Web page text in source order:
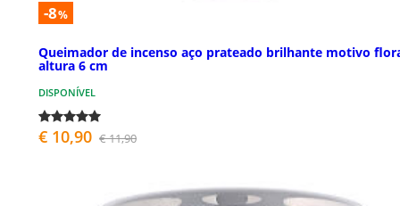
-8%
Queimador de incenso aço prateado brilhante motivo
altura 6 cm
DISPONÍVEL
€ 10,90 € 11,90